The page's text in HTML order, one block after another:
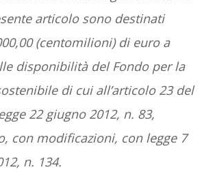
articolo sono destinati
(centomilioni) di euro a
disponibilità del Fondo per la
di cui all’articolo 23 del
22 giugno 2012, n. 83,
con modificazioni, con legge 7
n. 134.